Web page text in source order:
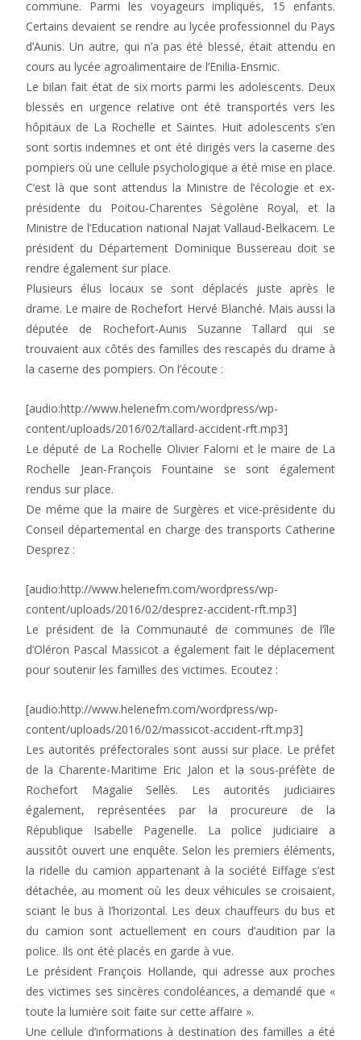
commune. Parmi les voyageurs impliqués, 15 enfants.
Certains devaient se rendre au lycée professionnel du Pays
d’Aunis. Un autre, qui n’a pas été blessé, était attendu en
cours au lycée agroalimentaire de l’Enilia-Ensmic.
Le bilan fait état de six morts parmi les adolescents. Deux
blessés en urgence relative ont été transportés vers les
hôpitaux de La Rochelle et Saintes. Huit adolescents s’en
sont sortis indemnes et ont été dirigés vers la caserne des
pompiers où une cellule psychologique a été mise en place.
C’est là que sont attendus la Ministre de l’écologie et ex-
présidente du Poitou-Charentes Ségolène Royal, et la
Ministre de l’Education national Najat Vallaud-Belkacem. Le
président du Département Dominique Bussereau doit se
rendre également sur place.
Plusieurs élus locaux se sont déplacés juste après le
drame. Le maire de Rochefort Hervé Blanché. Mais aussi la
députée de Rochefort-Aunis Suzanne Tallard qui se
trouvaient aux côtés des familles des rescapés du drame à
la caserne des pompiers. On l’écoute :
[audio:http://www.helenefm.com/wordpress/wp-
content/uploads/2016/02/tallard-accident-rft.mp3]
Le député de La Rochelle Olivier Falorni et le maire de La
Rochelle Jean-François Fountaine se sont également
rendus sur place.
De même que la maire de Surgères et vice-présidente du
Conseil départemental en charge des transports Catherine
Desprez :
[audio:http://www.helenefm.com/wordpress/wp-
content/uploads/2016/02/desprez-accident-rft.mp3]
Le président de la Communauté de communes de l’île
d’Oléron Pascal Massicot a également fait le déplacement
pour soutenir les familles des victimes. Ecoutez :
[audio:http://www.helenefm.com/wordpress/wp-
content/uploads/2016/02/massicot-accident-rft.mp3]
Les autorités préfectorales sont aussi sur place. Le préfet
de la Charente-Maritime Eric Jalon et la sous-préfète de
Rochefort Magalie Sellès. Les autorités judiciaires
également, représentées par la procureure de la
République Isabelle Pagenelle. La police judiciaire a
aussitôt ouvert une enquête. Selon les premiers éléments,
la ridelle du camion appartenant à la société Eiffage s’est
détachée, au moment où les deux véhicules se croisaient,
sciant le bus à l’horizontal. Les deux chauffeurs du bus et
du camion sont actuellement en cours d’audition par la
police. Ils ont été placés en garde à vue.
Le président François Hollande, qui adresse aux proches
des victimes ses sincères condoléances, a demandé que «
toute la lumière soit faite sur cette affaire ».
Une cellule d’informations à destination des familles a été